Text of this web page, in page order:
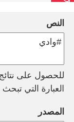
النص
للحصول على
العبارة التي
المصدر